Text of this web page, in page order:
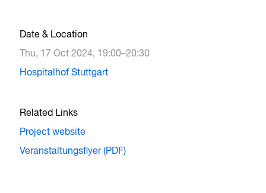
Date & Location
Thu, 17 Oct 2024, 19:00–20:30
Hospitalhof Stuttgart
Related Links
Project website
Veranstaltungsflyer (PDF)